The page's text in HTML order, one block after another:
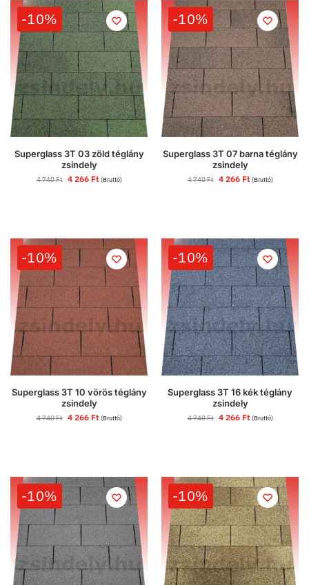
-10%
Superglass 3T 03 zöld téglány
zsindely
4 740Ft 4 266 Ft (Bruttó)
-10%
Superglass 3T 07 barna téglány
zsindely
4 740Ft 4 266 Ft (Bruttó)
-10%
Superglass 3T 10 vörös téglány
zsindely
4 740Ft 4 266 Ft (Bruttó)
-10%
Superglass 3T 16 kék téglány
zsindely
4 740Ft 4 266 Ft (Bruttó)
-10% -10%